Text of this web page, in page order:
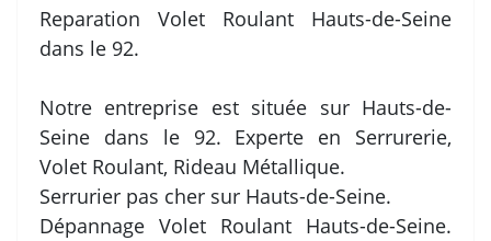
Reparation Volet Roulant Hauts-de-Seine
dans le 92.
Notre entreprise est située sur Hauts-de-
Seine dans le 92. Experte en Serrurerie,
Volet Roulant, Rideau Métallique.
Serrurier pas cher sur Hauts-de-Seine.
Dépannage Volet Roulant Hauts-de-Seine.